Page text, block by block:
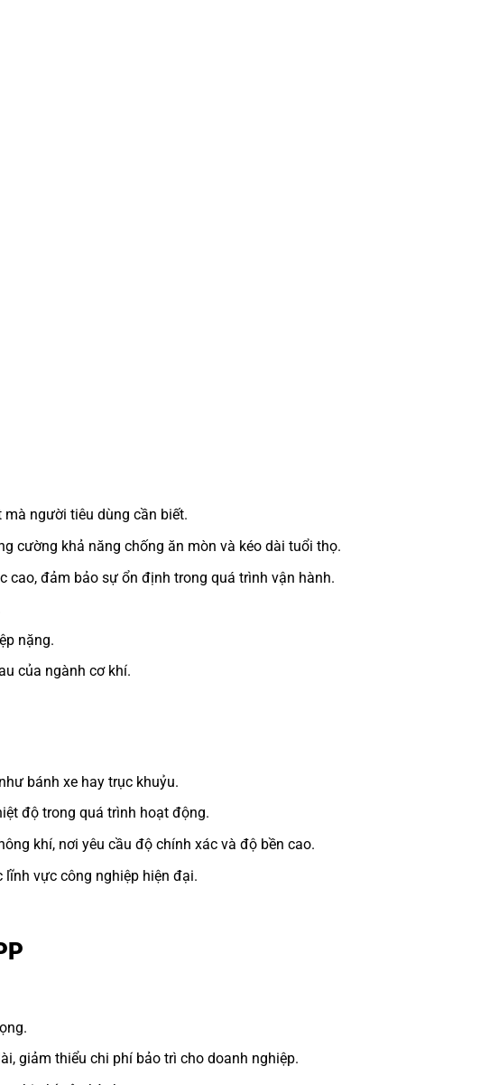
người tiêu dùng cần biết.
cường khả năng chống ăn mòn và kéo dài tuổi thọ.
đảm bảo sự ổn định trong quá trình vận hành.
nặng.
của ngành cơ khí.
bánh xe hay trục khuỷu.
độ trong quá trình hoạt động.
khí, nơi yêu cầu độ chính xác và độ bền cao.
vực công nghiệp hiện đại.
giảm thiểu chi phí bảo trì cho doanh nghiệp.